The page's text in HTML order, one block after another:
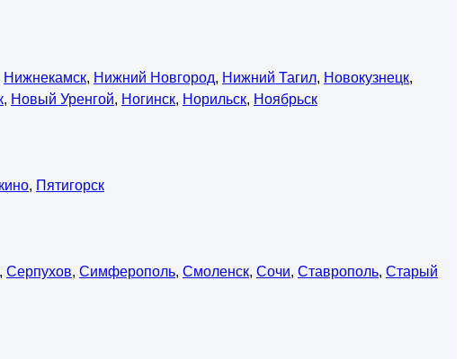
Нижнекамск, Нижний Новгород, Нижний Тагил, Новокузнецк,
, Новый Уренгой, Ногинск, Норильск, Ноябрьск
, Пятигорск
, Серпухов, Симферополь, Смоленск, Сочи, Ставрополь, Старый